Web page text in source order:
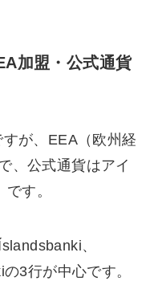
加盟・公式通貨
が、EEA（欧州経
、公式通貨はアイ
す。
、
3行が中心です。